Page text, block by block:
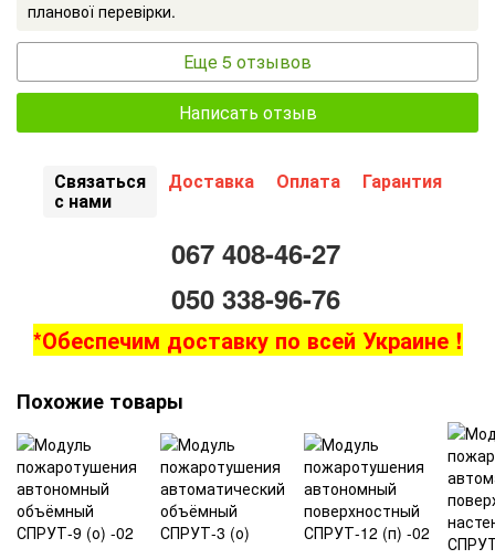
планової перевірки.
Еще 5 отзывов
Написать отзыв
Связаться
с нами
Доставка Оплата Гарантия
067 408-46-27
050 338-96-76
*Обеспечим доставку по всей Украине !
Похожие товары